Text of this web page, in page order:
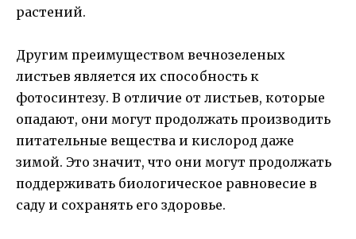
растений.
Другим преимуществом вечнозеленых
листьев является их способность к
фотосинтезу. В отличие от листьев, которые
опадают, они могут продолжать производить
питательные вещества и кислород даже
зимой. Это значит, что они могут продолжать
поддерживать биологическое равновесие в
саду и сохранять его здоровье.